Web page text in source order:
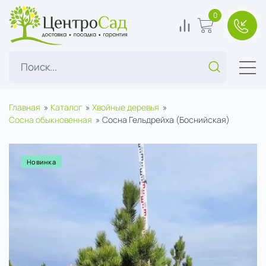
ЦентроСад
Поиск...
0 В корзину
0
Главная Каталог
Хвойные деревья
Сосна обыкновенная
Сосна Гельдрейха (Боснийская)
Новинка